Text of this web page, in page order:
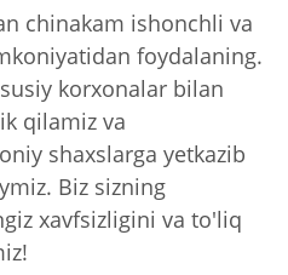
chinakam ishonchli va
foydalaning.
korxonalar bilan
qilamiz va
shaxslarga yetkazib
Biz sizning
xavfsizligini va to'liq